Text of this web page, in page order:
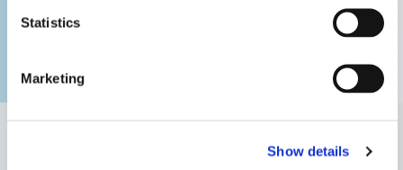
Statistics
Marketing
Show details
collage. Grâce à la technologie Dymax Ultra-Red, notre
équipe ingénierie d'application a rapidement identifié le
Produits connexes